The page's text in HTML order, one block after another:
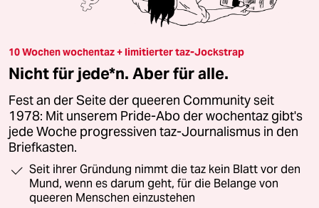
10 Wochen wochentaz + limitierter taz-Jockstrap
Nicht für jede*n. Aber für alle.
Fest an der Seite der queeren Community seit
1978: Mit unserem Pride-Abo der wochentaz gibt's
jede Woche progressiven taz-Journalismus in den
Briefkasten.
Seit ihrer Gründung nimmt die taz kein Blatt vor den
Mund, wenn es darum geht, für die Belange von
queeren Menschen einzustehen